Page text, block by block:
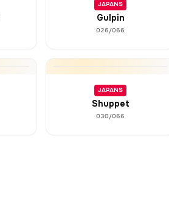
JAPANS
Gulpin
026/066
JAPANS
Shuppet
030/066